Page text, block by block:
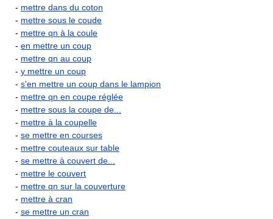
- mettre dans du coton
- mettre sous le coude
- mettre qn à la coule
- en mettre un coup
- mettre qn au coup
- y mettre un coup
- s'en mettre un coup dans le lampion
- mettre qn en coupe réglée
- mettre sous la coupe de...
- mettre à la coupelle
- se mettre en courses
- mettre couteaux sur table
- se mettre à couvert de...
- mettre le couvert
- mettre qn sur la couverture
- mettre à cran
- se mettre un cran